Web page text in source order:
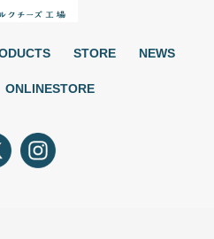
STORE NEWS
ONLINESTORE